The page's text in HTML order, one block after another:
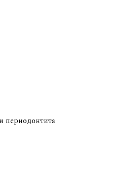
периодонтита